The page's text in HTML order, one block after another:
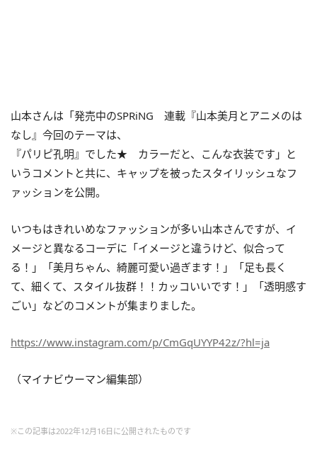
山本さんは「発売中のSPRiNG 連載『山本美月とアニメのは
なし』今回のテーマは、
『パリピ孔明』でした★ カラーだと、こんな衣装です」と
いうコメントと共に、キャップを被ったスタイリッシュなフ
ァッションを公開。
いつもはきれいめなファッションが多い山本さんですが、イ
メージと異なるコーデに「イメージと違うけど、似合って
る！」「美月ちゃん、綺麗可愛い過ぎます！」「足も長く
て、細くて、スタイル抜群！！カッコいいです！」
「透明感す
ごい」などのコメントが集まりました。
https://www.instagram.com/p/CmGqUYYP42z/?hl=ja
（マイナビウーマン編集部）
※この記事は2022年12月16日に公開されたものです